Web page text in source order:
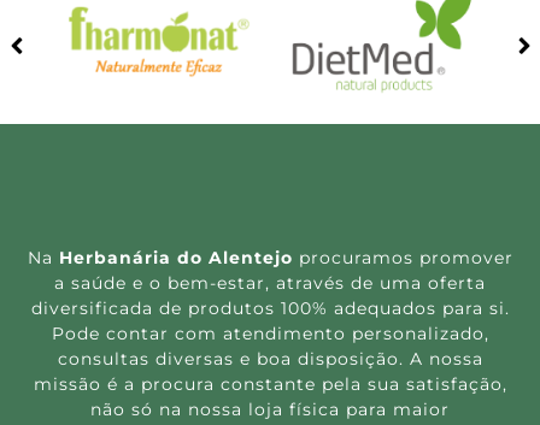
Na Herbanária do Alentejo procuramos promover
a saúde e o bem-estar, através de uma oferta
diversificada de produtos 100% adequados para si.
Pode contar com atendimento personalizado,
consultas diversas e boa disposição. A nossa
missão é a procura constante pela sua satisfação,
não só na nossa loja física para maior